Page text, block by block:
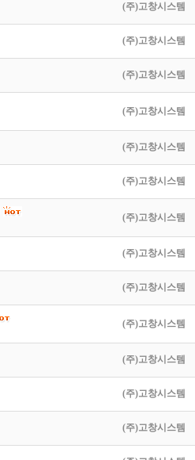
(주)고창시스템
(주)고창시스템
(주)고창시스템
(주)고창시스템
(주)고창시스템
(주)고창시스템
(주)고창시스템
(주)고창시스템
(주)고창시스템
(주)고창시스템
(주)고창시스템
(주)고창시스템
(주)고창시스템